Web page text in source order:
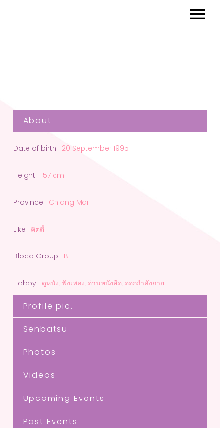
About
Date of birth : 20 September 1995
Height : 157 cm
Province : Chiang Mai
Like : คิตตี้
Blood Group : B
Hobby : ดูหนัง, ฟังเพลง, อ่านหนังสือ, ออกกำลังกาย
Profile pic.
Senbatsu
Photos
Videos
Upcoming Events
Past Events